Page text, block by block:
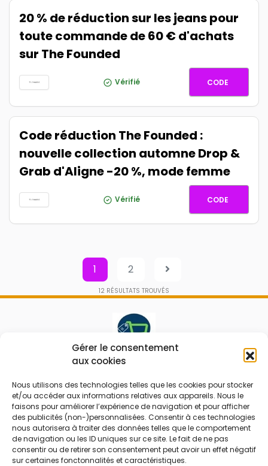
Gérer le consentement
aux cookies
Nous utilisons des technologies telles que les cookies pour stocker
et/ou accéder aux informations relatives aux appareils. Nous le
faisons pour améliorer l’expérience de navigation et pour afficher
des publicités (non-)personnalisées. Consentir à ces technologies
nous autorisera à traiter des données telles que le comportement
de navigation ou les ID uniques sur ce site. Le fait de ne pas
consentir ou de retirer son consentement peut avoir un effet négatif
sur certaines fonctonnalités et caractéristiques.
20 % de réduction sur les jeans pour
toute commande de 60 € d'achats
sur The Founded
Vérifié JEAN20
CODE
Code réduction The Founded :
nouvelle collection automne Drop &
Grab d'Aligne -20 %, mode femme
Vérifié CODE
1 2
12 RÉSULTATS TROUVÉS
Le prix peut être réduit !
Mes Bons
FAQ
Qui sommes nous
Contactez-nous
Bonnes affaires
Code réduction
Bons plans
Soldes